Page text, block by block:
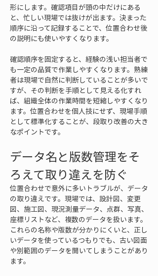
形にします。確認項目が頭の中だけにある
と、忙しい現場では抜けが出ます。決まった
順序に沿って記録することで、位置合わせ後
の説明にも使いやすくなります。
確認順序を固定すると、経験の浅い担当者で
も一定の品質で作業しやすくなります。熟練
者は現場で自然に判断していることが多いで
すが、その判断を手順として見える化すれ
ば、組織全体の作業時間を短縮しやすくなり
ます。位置合わせを個人技にせず、現場手順
として標準化することが、段取り改善の大き
なポイントです。
データ名と版数管理をそ
ろえて取り違えを防ぐ
位置合わせで意外に多いトラブルが、データ
の取り違えです。現場では、設計図、変更
図、施工図、現況測量データ、点群、写真、
座標リストなど、複数のデータを扱います。
これらの名称や版数が分かりにくいと、正し
いデータを使っているつもりでも、古い図面
や別範囲のデータを開いてしまうことがあり
ます。